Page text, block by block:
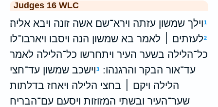
Judges 16 WLC
1וילך שמשון עזתה וירא־שם אשה זונה ויבא אליה׃
2לעזתים ׀ לאמר בא שמשון הנה ויסבו ויארבו־לו
כל־הלילה בשער העיר ויתחרשו כל־הלילה לאמר
עד־אור הבקר והרגנהו ׃
3וישכב שמשון עד־חצי
הלילה ויקם ׀ בחצי הלילה ויאחז בדלתות
שער־העיר ובשתי המזוזות ויסעם עם־הבריח